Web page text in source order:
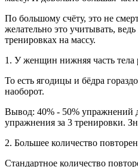
По большому счёту, это не
желательно это учитывать,
тренировках на массу.
1. У женщин нижняя часть тела
То есть ягодицы и бёдра
наоборот.
Вывод: 40% - 50% упражнений
упражнения за 3 тренировки.
2. Большее количество
Стандартное количество